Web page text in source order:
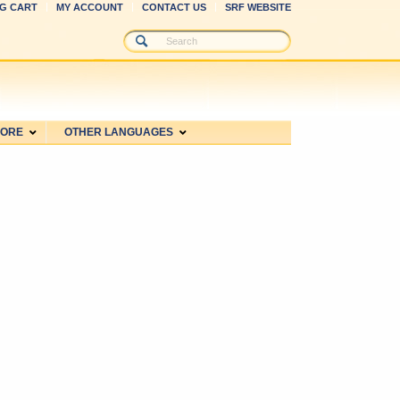
CART MY ACCOUNT CONTACT US SRF WEBSITE
OTHER LANGUAGES